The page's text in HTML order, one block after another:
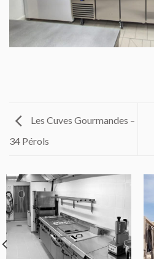
Les Cuves Gourmandes –
34 Pérols